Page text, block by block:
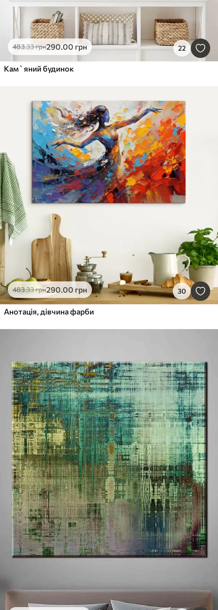
483.33грн290.00 грн 22
Кам`яний будинок
483.33грн290.00 грн 30
Анотація, дівчина фарби